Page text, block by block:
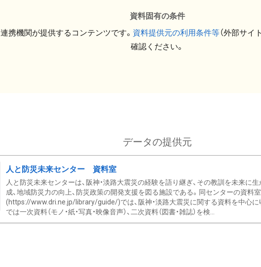
資料固有の条件
連携機関が提供するコンテンツです。 資料提供元の利用条件等（外部サイ
確認ください。
データの提供元
人と防災未来センター 資料室
人と防災未来センターは、阪神・淡路大震災の経験を語り継ぎ、その教訓を未来に
成、地域防災力の向上、防災政策の開発支援を図る施設である。同センターの資料室
(https://www.dri.ne.jp/library/guide/)では、阪神・淡路大震災に関する資料を中心に
では一次資料（モノ・紙・写真・映像音声）、二次資料（図書・雑誌）を検...